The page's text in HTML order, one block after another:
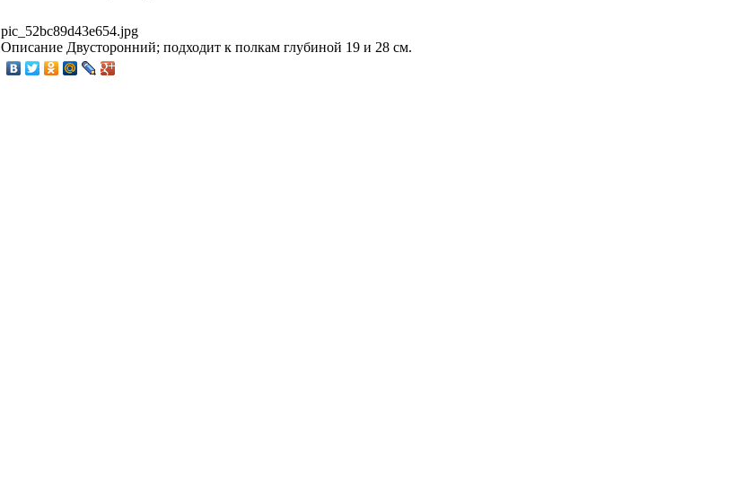
pic_52bc89d43e654.jpg
Описание Двусторонний; подходит к полкам глубиной 19 и 28 см.